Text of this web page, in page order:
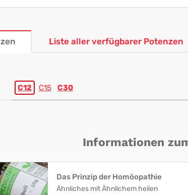
Liste aller verfügbarer Potenzen
C12 C15 C30
Informationen
Das Prinzip der Homöopathie
Ähnliches mit Ähnlichem heilen